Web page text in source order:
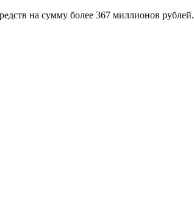
на сумму более 367 миллионов рублей.